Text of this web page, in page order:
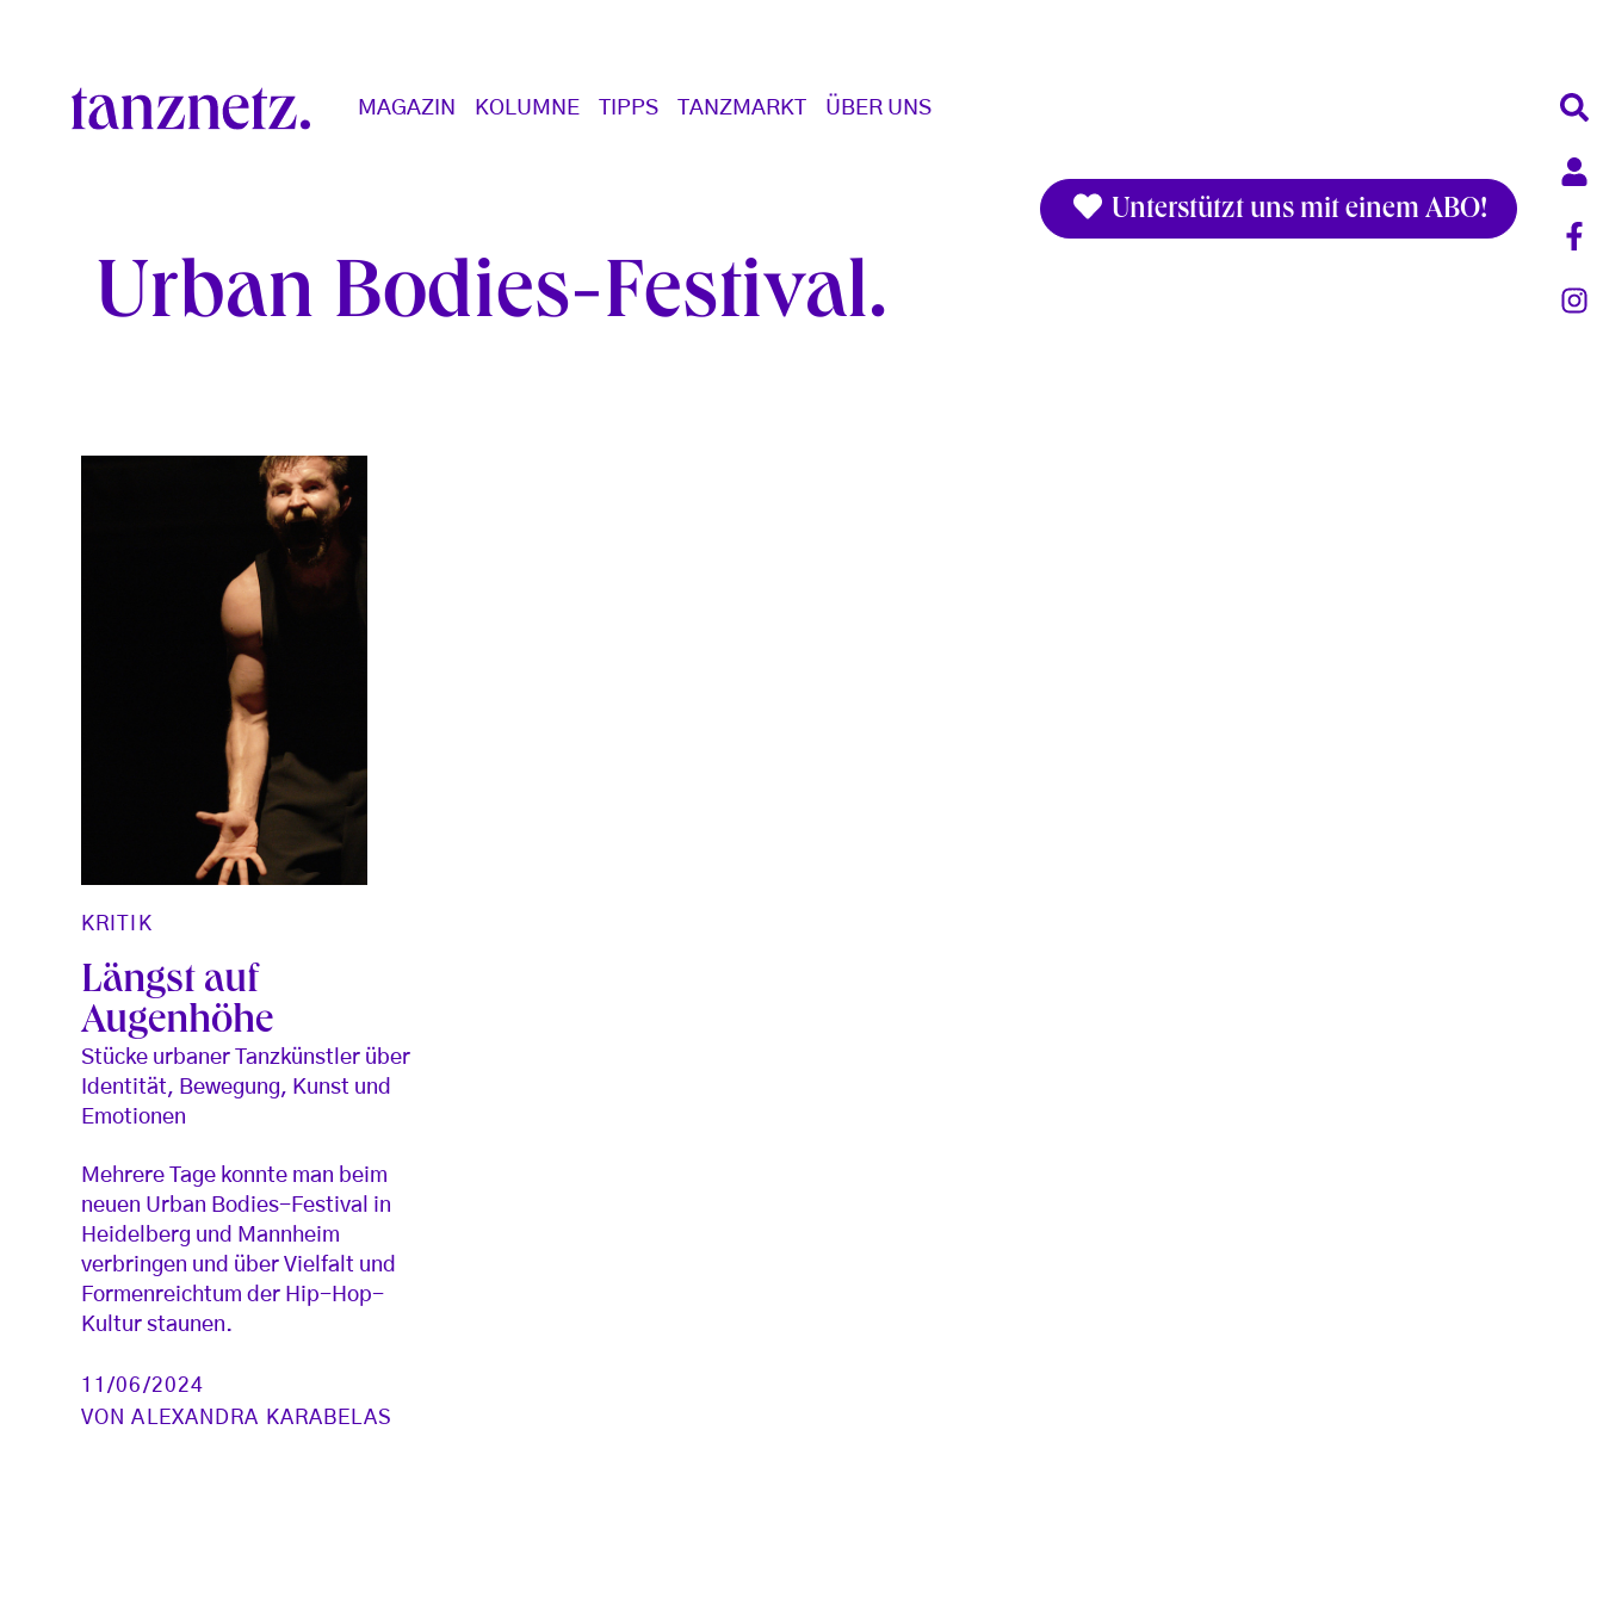
Main navigation
MAGAZIN KOLUMNE TIPPS TANZMARKT ÜBER UNS
Unterstützt uns mit einem ABO!
Urban Bodies-Festival
KRITIK
Längst auf
Augenhöhe
Stücke urbaner Tanzkünstler über
Identität, Bewegung, Kunst und
Emotionen
Mehrere Tage konnte man beim
neuen Urban Bodies-Festival in
Heidelberg und Mannheim
verbringen und über Vielfalt und
Formenreichtum der Hip-Hop-
Kultur staunen.
11/06/2024
VONALEXANDRA KARABELAS